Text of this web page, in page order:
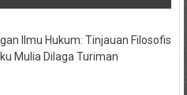
Ilmu Hukum: Tinjauan Filosofis
Mulia Dilaga Turiman